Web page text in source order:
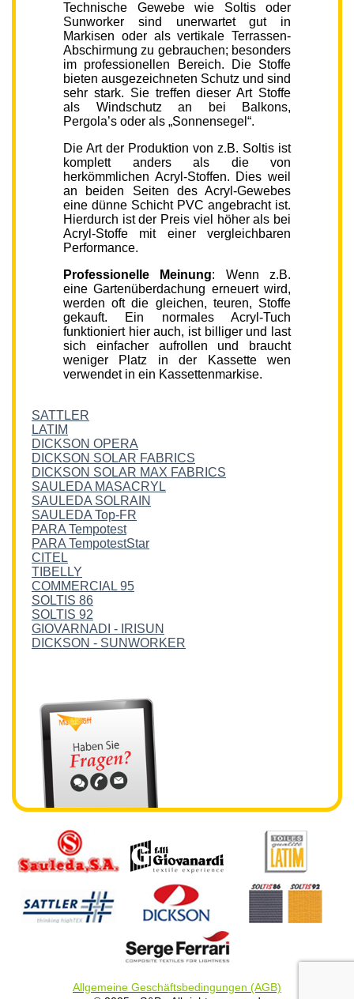
Technische Gewebe wie Soltis oder
Sunworker sind unerwartet gut in
Markisen oder als vertikale Terrassen-
Abschirmung zu gebrauchen; besonders
im professionellen Bereich. Die Stoffe
bieten ausgezeichneten Schutz und sind
sehr stark. Sie treffen dieser Art Stoffe
als Windschutz an bei Balkons,
Pergola’s oder als „Sonnensegel“.
Die Art der Produktion von z.B. Soltis ist
komplett anders als die von
herkömmlichen Acryl-Stoffen. Dies weil
an beiden Seiten des Acryl-Gewebes
eine dünne Schicht PVC angebracht ist.
Hierdurch ist der Preis viel höher als bei
Acryl-Stoffe mit einer vergleichbaren
Performance.
Professionelle Meinung: Wenn z.B.
eine Gartenüberdachung erneuert wird,
werden oft die gleichen, teuren, Stoffe
gekauft. Ein normales Acryl-Tuch
funktioniert hier auch, ist billiger und last
sich einfacher aufrollen und braucht
weniger Platz in der Kassette wen
verwendet in ein Kassettenmarkise.
SATTLER
LATIM
DICKSON OPERA
DICKSON SOLAR FABRICS
DICKSON SOLAR MAX FABRICS
SAULEDA MASACRYL
SAULEDA SOLRAIN
SAULEDA Top-FR
PARA Tempotest
PARA TempotestStar
CITEL
TIBELLY
COMMERCIAL 95
SOLTIS 86
SOLTIS 92
GIOVARNADI - IRISUN
DICKSON - SUNWORKER
Allgemeine Geschäftsbedingungen (AGB)